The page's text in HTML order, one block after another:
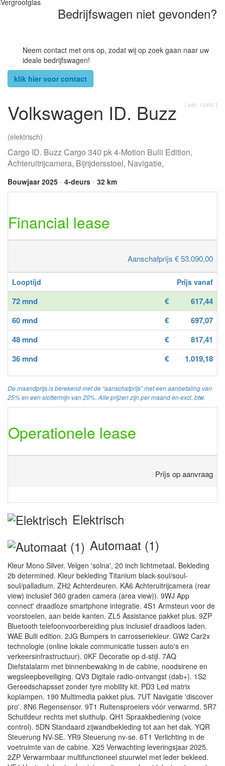
Bedrijfswagen niet gevonden?
Neem contact met ons op, zodat wij op zoek gaan naar uw
ideale bedrijfswagen!
klik hier voor contact
[ adv: 12490 ]
Volkswagen ID. Buzz
(elektrisch)
Cargo ID. Buzz Cargo 340 pk 4-Motion Bulli Edition,
Achteruitrijcamera, Bijrijdersstoel, Navigatie,
Bouwjaar 2025 • 4-deurs • 32 km
Financial lease
Aanschafprijs € 53.090,00
Looptijd Prijs vanaf
72 mnd €
617,44
60 mnd
€
697,07
48 mnd
€
817,41
36 mnd
€ 1.019,18
De maandprijs is berekend met de “aanschafprijs” met een aanbetaling van
25% en een slottermijn van 20%. Alle prijzen zijn per maand en excl. btw.
Operationele lease
Prijs op aanvraag
Elektrisch
Automaat (1)
Kleur Mono Silver. Velgen 'solna', 20 inch lichtmetaal. Bekleding
2b determined. Kleur bekleding Titanium black-soul/soul-
soul/palladium. ZH2 Achterdeuren. KA6 Achteruitrijcamera (rear
view) inclusief 360 graden camera (area view)). 9WJ App
connect' draadloze smartphone integratie. 4S1 Armsteun voor de
voorstoelen, aan beide kanten. ZL5 Assistance pakket plus. 9ZP
Bluetooth telefoonvoorbereiding plus inclusief draadloos laden.
WAE Bulli edition. 2JG Bumpers in carrosseriekleur. GW2 Car2x
technologie (online lokale communicatie tussen auto's en
verkeersinfrastructuur). 0KF Decoratie op d-stijl. 7AQ
Diefstalalarm met binnenbewaking in de cabine, noodsirene en
wegsleepbeveiliging. QV3 Digitale radio-ontvangst (dab+). 1S2
Gereedschapsset zonder tyre mobility kit. PD3 Led matrix
koplampen. 190 Multimedia pakket plus. 7UT Navigatie 'discover
pro'. 8N6 Regensensor. 9T1 Ruitensproeiers vóór verwarmd. 5R7
Schuifdeur rechts met sluithulp. QH1 Spraakbediening (voice
control). 5DN Standaard zijwandbekleding tot aan het dak. YQR
Steuerung NV-SE. YR9 Steuerung nv-se. 6T1 Verlichting in de
voetruimte van de cabine. X25 Verwachting leveringsjaar 2025.
2ZP Verwarmbaar multifunctioneel stuurwiel met leder bekleed.